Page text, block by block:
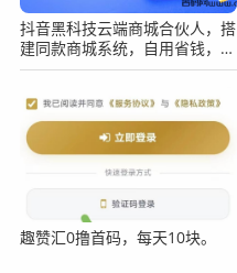
抖音黑科技云端商城合伙人，搭
建同款商城系统，自用省钱，手
把手教你赚钱
趣赞汇0撸首码，每天10块。